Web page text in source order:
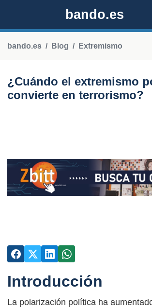
bando.es
bando.es Blog Extremismo
¿Cuándo el extremismo
convierte en terrorismo?
Introducción
La polarización política ha